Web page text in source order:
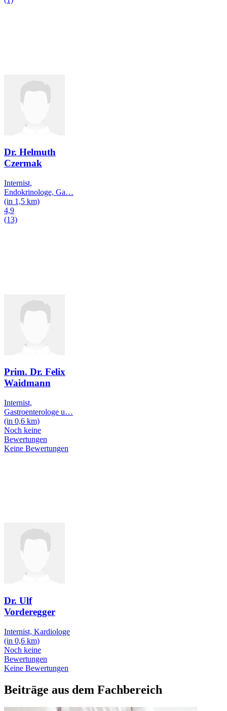
Dr. Helmuth
Czermak
Internist,
Endokrinologe, Ga…
(in 1,5 km)
4,9
(13)
Prim. Dr. Felix
Waidmann
Internist,
Gastroenterologe u…
(in 0,6 km)
Noch keine
Bewertungen
Keine Bewertungen
Dr. Ulf
Vorderegger
Internist, Kardiologe
(in 0,6 km)
Noch keine
Bewertungen
Keine Bewertungen
Beiträge aus dem Fachbereich